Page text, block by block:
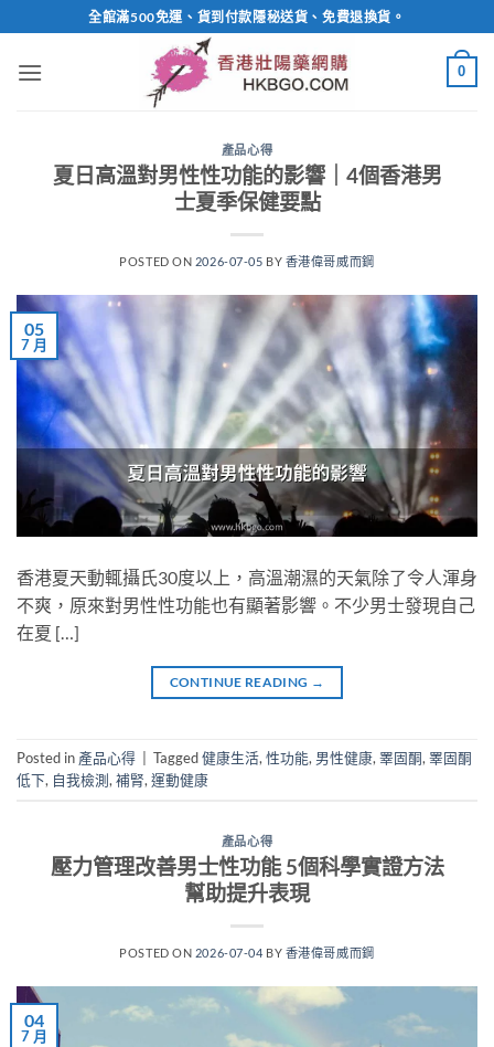
to
content
全館滿500免運、貨到付款隱秘送貨、免費退換貨。
0
產品心得
夏日高溫對男性性功能的影響｜4個香港男
士夏季保健要點
POSTED ON 2026-07-05 BY 香港偉哥威而鋼
05
7 月
香港夏天動輒攝氏30度以上，高溫潮濕的天氣除了令人渾身
不爽，原來對男性性功能也有顯著影響。不少男士發現自己
在夏 […]
CONTINUE READING →
Posted in 產品心得 Tagged健康生活,性功能, 男性健康,睪固酮,睪固酮
低下, 自我檢測,補腎,運動健康
產品心得
壓力管理改善男士性功能 5個科學實證方法
幫助提升表現
POSTED ON 2026-07-04 BY 香港偉哥威而鋼
04
7 月